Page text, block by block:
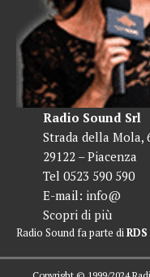
Radio Sound Srl
Strada della Mola,
29122 – Piacenza
Tel 0523 590 590
E-mail: info@
Scopri di più
Radio Sound fa parte di